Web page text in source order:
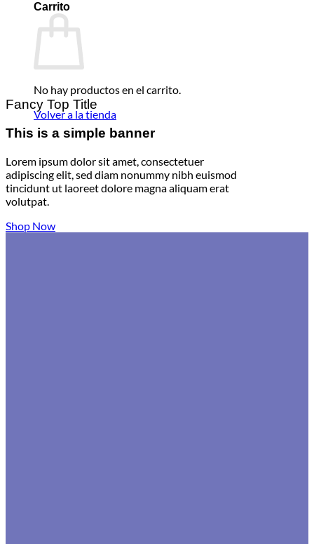
Carrito
No hay productos en el carrito.
Volver a la tienda
Fancy Top Title
This is a simple banner
Lorem ipsum dolor sit amet, consectetuer
adipiscing elit, sed diam nonummy nibh euismod
tincidunt ut laoreet dolore magna aliquam erat
volutpat.
Shop Now